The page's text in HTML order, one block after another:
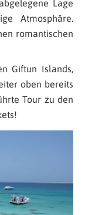
Lage
Atmosphäre.
romantischen
Giftun Islands,
oben bereits
Tour zu den